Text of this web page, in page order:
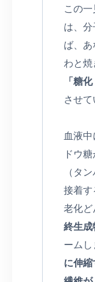
この
は、
ば、
わと
「糖
させて
血液
ドウ
（タ
接着
老化
終生成
ームし
に伸